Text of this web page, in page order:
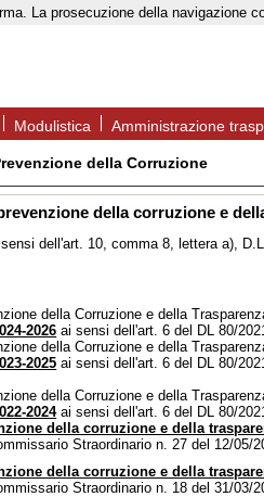
Modulistica Amministrazione
della Corruzione
della corruzione e
dell'art. 10, comma 8, lettera a),
della Corruzione e della
2026 ai sensi dell'art. 6 del DL 80/
della Corruzione e della
2025 ai sensi dell'art. 6 del DL 80/
della Corruzione e della
2024ai sensi dell'art. 6 del DL 80/
della corruzione e della
Straordinario n. 27 del 12/05/
della corruzione e della
Straordinario n. 18 del 31/03/
La prosecuzione della navigazione